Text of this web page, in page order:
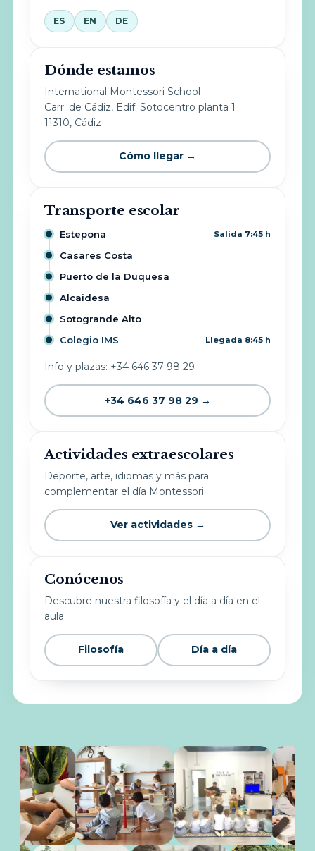
ES EN DE
Dónde estamos
International Montessori School
Carr. de Cádiz, Edif. Sotocentro planta 1
11310, Cádiz
Cómo llegar →
Transporte escolar
Estepona Salida 7:45 h
Casares Costa
Puerto de la Duquesa
Alcaidesa
Sotogrande Alto
Colegio IMS
Llegada 8:45 h
Info y plazas: +34 646 37 98 29
+34 646 37 98 29 →
Actividades extraescolares
Deporte, arte, idiomas y más para
complementar el día Montessori.
Ver actividades →
Conócenos
Descubre nuestra filosofía y el día a día en el
aula.
Filosofía Día a día